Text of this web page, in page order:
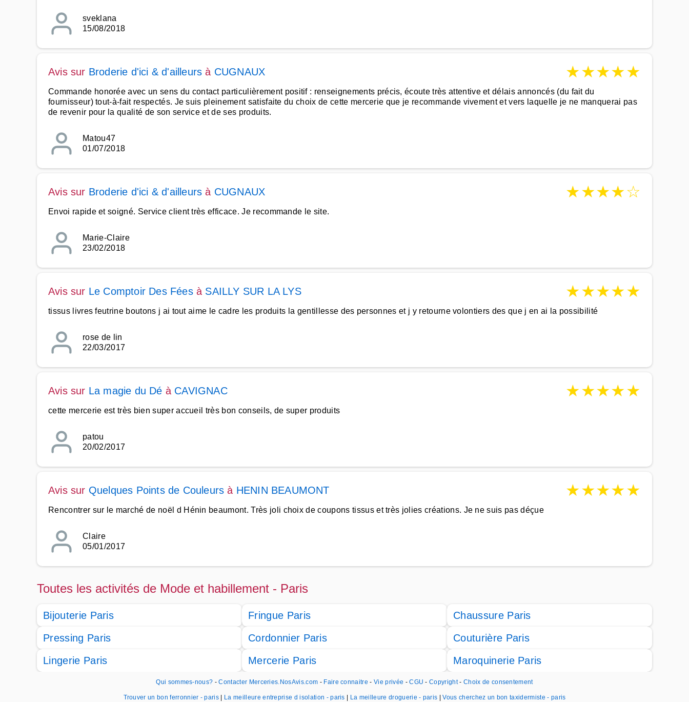
sveklana
15/08/2018
Avis sur Broderie d'ici & d'ailleurs à CUGNAUX ★★★★★
Commande honorée avec un sens du contact particulièrement positif : renseignements précis, écoute très attentive et délais annoncés (du fait du
fournisseur) tout-à-fait respectés. Je suis pleinement satisfaite du choix de cette mercerie que je recommande vivement et vers laquelle je ne manquerai pas
de revenir pour la qualité de son service et de ses produits.
Matou47
01/07/2018
Avis sur Broderie d'ici & d'ailleurs à CUGNAUX ★★★★☆
Envoi rapide et soigné. Service client très efficace. Je recommande le site.
Marie-Claire
23/02/2018
Avis sur Le Comptoir Des Féesà SAILLY SUR LA LYS ★★★★★
tissus livres feutrine boutons j ai tout aime le cadre les produits la gentillesse des personnes et j y retourne volontiers des que j en ai la possibilité
rose de lin
22/03/2017
Avis sur La magie du Dé à CAVIGNAC ★★★★★
cette mercerie est très bien super accueil très bon conseils, de super produits
patou
20/02/2017
Avis sur Quelques Points de Couleurs à HENIN BEAUMONT ★★★★★
Rencontrer sur le marché de noël d Hénin beaumont. Très joli choix de coupons tissus et très jolies créations. Je ne suis pas déçue
Claire
05/01/2017
Toutes les activités de Mode et habillement - Paris
Bijouterie Paris Fringue Paris
Chaussure Paris
Pressing Paris
Cordonnier Paris
Couturière Paris
Lingerie Paris
Mercerie Paris Maroquinerie Paris
Qui sommes-nous? -Contacter Merceries.NosAvis.com - Faire connaitre -Vie privée -CGU -Copyright- Choix de consentement
Trouver un bon ferronnier - paris La meilleure entreprise d isolation - paris La meilleure droguerie - paris |Vous cherchez un bon taxidermiste - paris